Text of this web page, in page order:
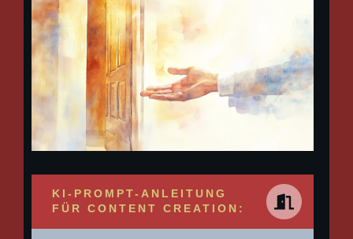
KI-PROMPT-ANLEITUNG
FÜR CONTENT CREATION: